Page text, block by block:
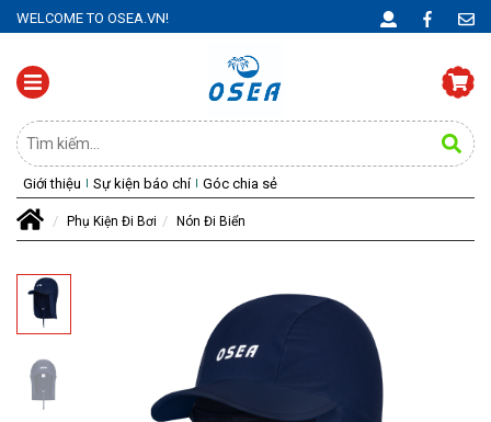
WELCOME TO OSEA.VN!
Giới thiệu Sự kiện báo chí Góc chia sẻ
Phụ Kiện Đi Bơi Nón Đi Biển